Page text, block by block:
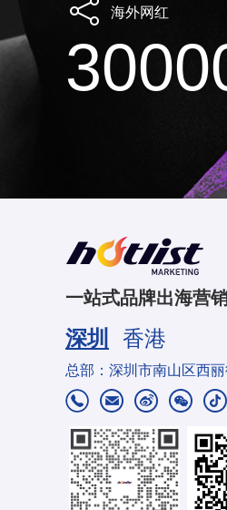
海外网红
一站式品牌出海营
深圳 香港
总部：深圳市南山区西